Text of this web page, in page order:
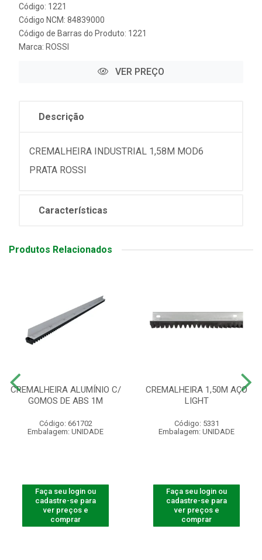
Código: 1221
Código NCM: 84839000
Código de Barras do Produto: 1221
Marca: ROSSI
VER PREÇO
Descrição
CREMALHEIRA INDUSTRIAL 1,58M MOD6
PRATA ROSSI
Características
Produtos Relacionados
CREMALHEIRA ALUMÍNIO C/
GOMOS DE ABS 1M
Código: 661702
Embalagem: UNIDADE
Faça seu login ou
cadastre-se para
ver preços e
comprar
CREMALHEIRA 1,50M AÇO
LIGHT
Código: 5331
Embalagem: UNIDADE
Faça seu login ou
cadastre-se para
ver preços e
comprar